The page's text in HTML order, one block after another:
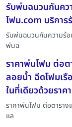
รับพ่นฉนวนกันคว
โฟม.com บริกา
รับพ่นฉนวนกันความร้อ
พ่นฉ
ราคาพ่นโฟม ต่อ
ลอยน้ำ ฉีดโฟมเรื
ในที่เดียวด้วยรา
ราคาพ่นโฟม ต่อตารา
แล